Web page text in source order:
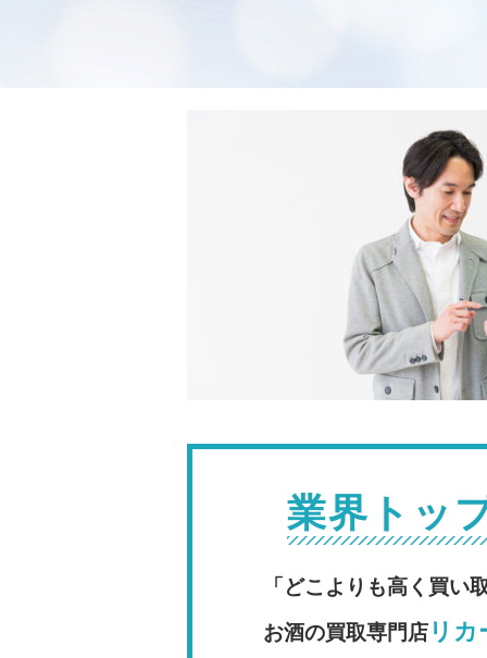
業界トッ
「どこよりも高く買い
お酒の買取専門店 リカ